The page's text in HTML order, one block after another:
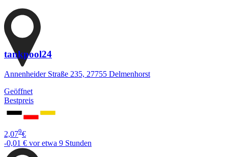
tankpool24
Annenheider Straße 235, 27755 Delmenhorst
Geöffnet
Bestpreis
2,079€
-0,01 € vor etwa 9 Stunden